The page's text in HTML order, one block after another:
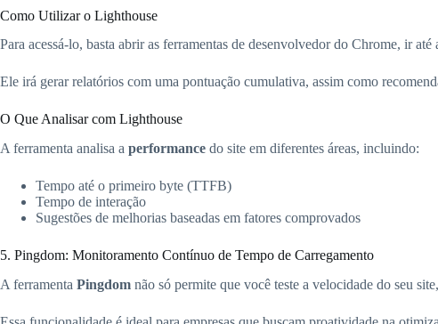
Como Utilizar o Lighthouse
Para acessá-lo, basta abrir as ferramentas de desenvolvedor do Chrome, ir
Ele irá gerar relatórios com uma pontuação cumulativa, assim como
O Que Analisar com Lighthouse
A ferramenta analisa a performance do site em diferentes áreas, incluindo:
Tempo até o primeiro byte (TTFB)
Tempo de interação
Sugestões de melhorias baseadas em fatores comprovados
5. Pingdom: Monitoramento Contínuo de Tempo de Carregamento
A ferramenta Pingdom não só permite que você teste a velocidade do seu